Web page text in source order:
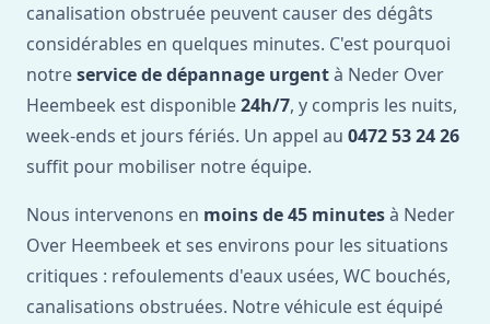
canalisation obstruée peuvent causer des dégâts
considérables en quelques minutes. C'est pourquoi
notreservice de dépannage urgentà Neder Over
Heembeek est disponible24h/7, y compris les nuits,
week-ends et jours fériés. Un appel au 0472 53 24 26
suffit pour mobiliser notre équipe.
Nous intervenons en moins de 45 minutesà Neder
Over Heembeek et ses environs pour les situations
critiques : refoulements d'eaux usées, WC bouchés,
canalisations obstruées. Notre véhicule est équipé